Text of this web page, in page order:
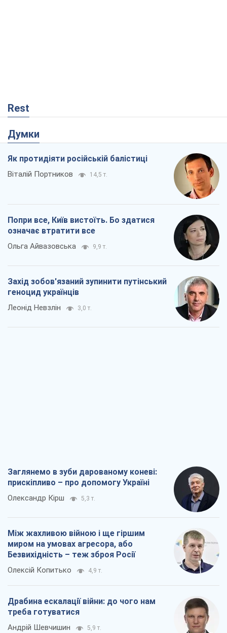
Rest
Думки
Як протидіяти російській балістиці
Віталій Портников 14,5 т.
Попри все, Київ вистоїть. Бо здатися
означає втратити все
Ольга Айвазовська 9,9 т.
Захід зобов'язаний зупинити путінський
геноцид українців
Леонід Невзлін 3,0 т.
Заглянемо в зуби дарованому коневі:
прискіпливо – про допомогу Україні
Олександр Кірш 5,3 т.
Між жахливою війною і ще гіршим
миром на умовах агресора, або
Безвихідність – теж зброя Росії
Олексій Копитько 4,9 т.
Драбина ескалації війни: до чого нам
треба готуватися
Андрій Шевчишин 5,9 т.